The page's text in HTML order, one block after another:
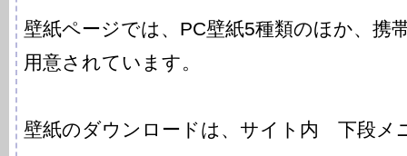
壁紙ページでは、PC壁紙5種類のほか、携
用意されています。
壁紙のダウンロードは、サイト内 下段メ